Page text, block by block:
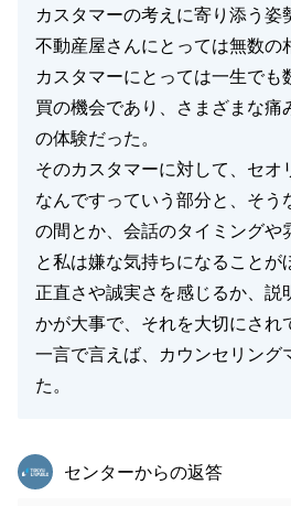
カスタマーの考えに寄り添う姿
不動産屋さんにとっては無数の
カスタマーにとっては一生でも
買の機会であり、さまざまな痛
の体験だった。
そのカスタマーに対して、セオ
なんですっていう部分と、そう
の間とか、会話のタイミングや
と私は嫌な気持ちになることが
正直さや誠実さを感じるか、説
かが大事で、それを大切にされ
一言で言えば、カウンセリング
た。
東急リバブル
センターからの返答